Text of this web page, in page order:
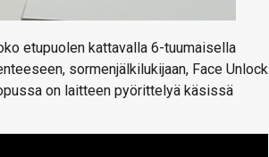
etupuolen kattavalla 6-tuumaisella
sormenjälkilukijaan, Face Unlock
on laitteen pyörittelyä käsissä